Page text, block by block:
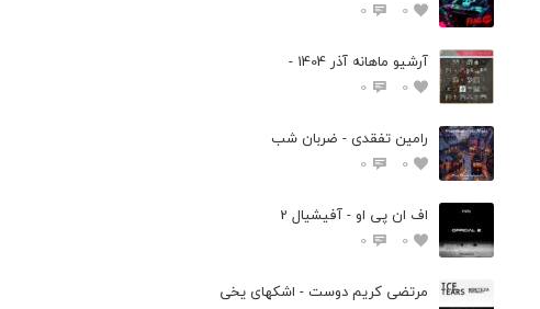
0
0
آرشیو ماهانه آذر 1404 -
0
0
رامین تفقدی - ضربان شب
0
0
اف ان پی او - آفیشیال 2
0
0
مرتضی کریم دوست - اشکهای یخی